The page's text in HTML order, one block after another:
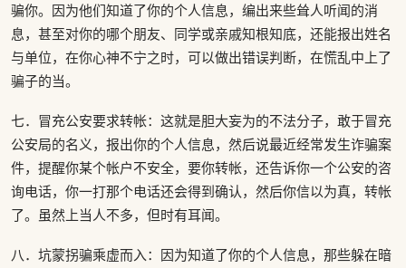
骗你。因为他们知道了你的个人信息，编出来些耸人听闻的消
息，甚至对你的哪个朋友、同学或亲戚知根知底，还能报出姓名
与单位，在你心神不宁之时，可以做出错误判断，在慌乱中上了
骗子的当。
七．冒充公安要求转帐：这就是胆大妄为的不法分子，敢于冒充
公安局的名义，报出你的个人信息，然后说最近经常发生诈骗案
件，提醒你某个帐户不安全，要你转帐，还告诉你一个公安的咨
询电话，你一打那个电话还会得到确认，然后你信以为真，转帐
了。虽然上当人不多，但时有耳闻。
八．坑蒙拐骗乘虚而入：因为知道了你的个人信息，那些躲在暗